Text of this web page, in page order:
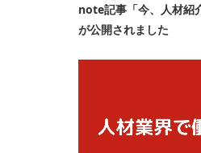
note記事「今、人材紹
が公開されました